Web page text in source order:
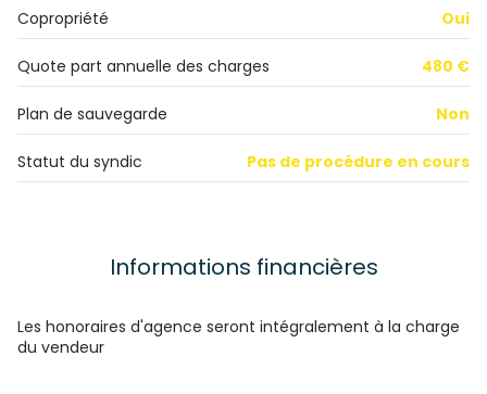
Copropriété Oui
Quote part annuelle des charges 480 €
Plan de sauvegarde Non
Statut du syndic Pas de procédure en cours
Informations financières
Les honoraires d'agence seront intégralement à la charge
du vendeur